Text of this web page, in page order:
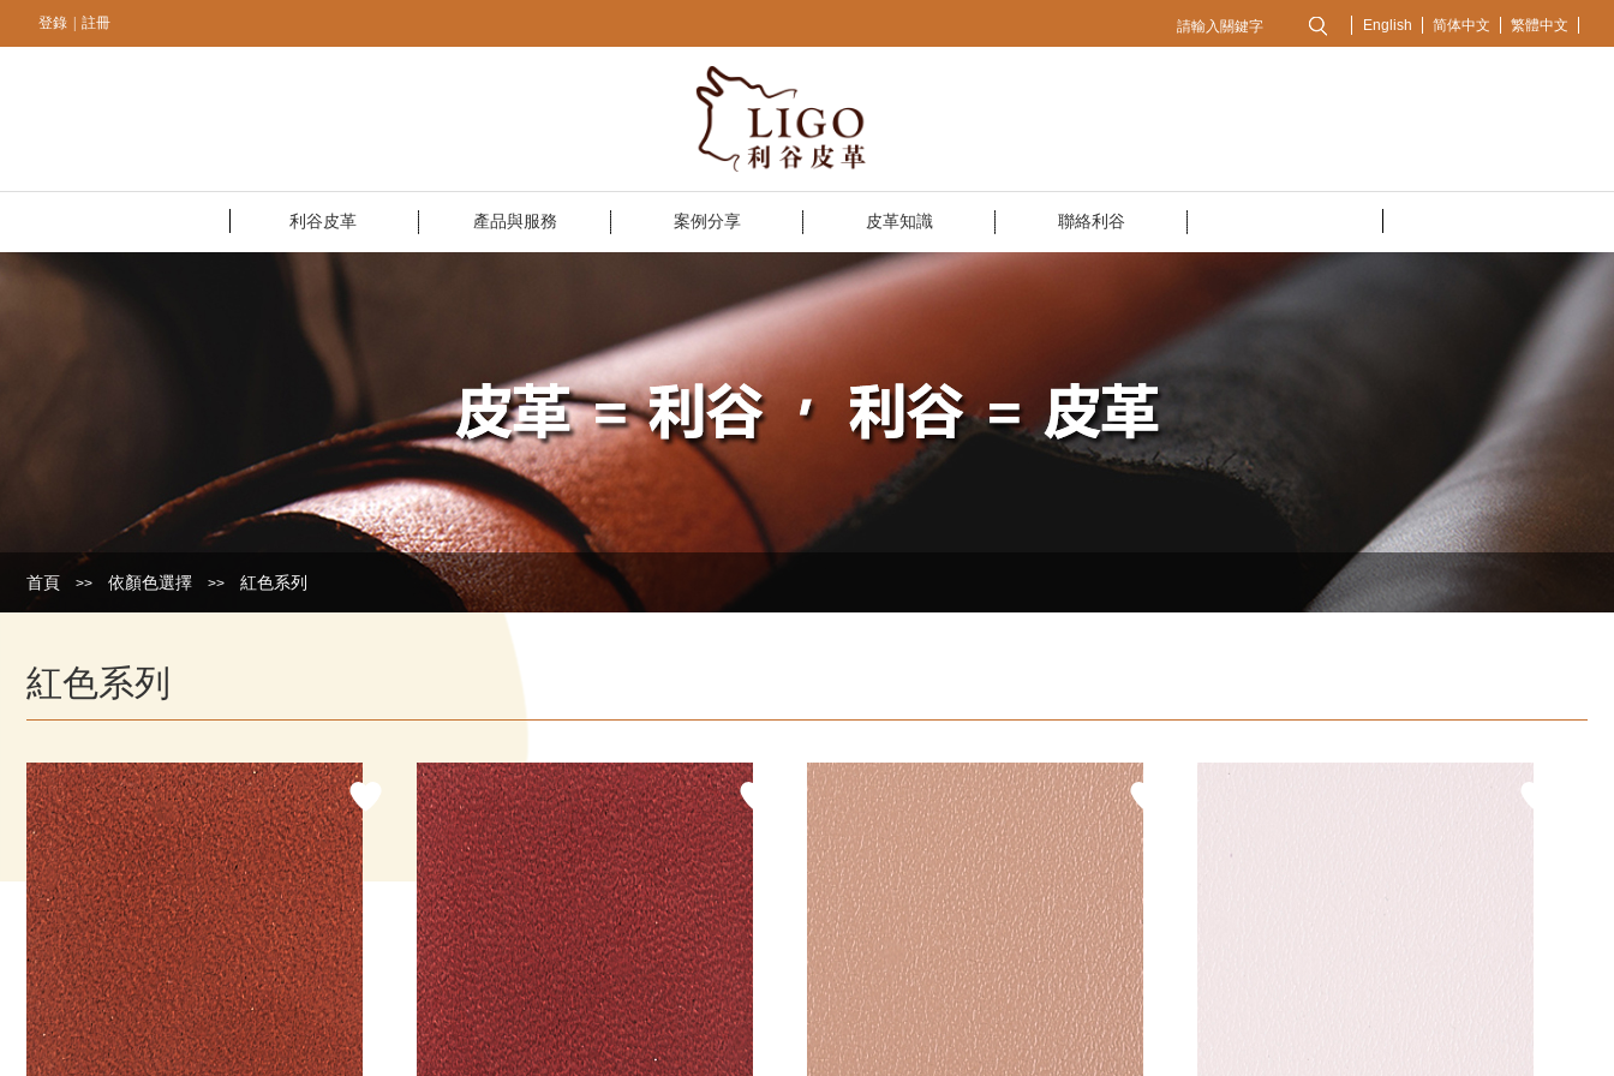
登錄 註冊 English 简体中文 繁體中文
利谷皮革 產品與服務 案例分享 皮革知識 聯絡利谷
首頁 >> 依顏色選擇 >> 紅色系列
紅色系列